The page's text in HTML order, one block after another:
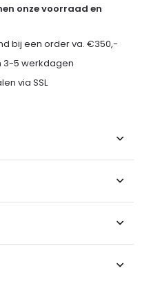
onze voorraad en
bij een order va. €350,-
3-5 werkdagen
via SSL